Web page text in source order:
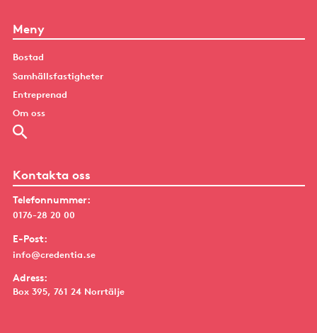
Meny
Bostad
Samhällsfastigheter
Entreprenad
Om oss
Kontakta oss
Telefonnummer:
0176-28 20 00
E-Post:
info@credentia.se
Adress:
Box 395, 761 24 Norrtälje